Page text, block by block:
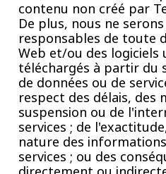
contenu non créé par
De plus, nous ne
responsables de toute
Web et/ou des logiciels
téléchargés à partir du
de données ou de
respect des délais, des
suspension ou de
services ; de
nature des
services ; ou des